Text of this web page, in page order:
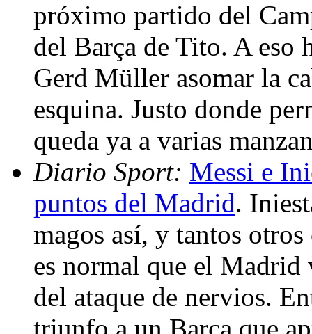
próximo partido del
del Barça de Tito. A eso
Gerd Müller asomar la
esquina. Justo donde
queda ya a varias
Diario Sport: Messi e
puntos del Madrid.
magos así, y tantos
es normal que el Madrid
del ataque de nervios.
triunfo a un Barça que